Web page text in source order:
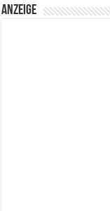
Anzeige